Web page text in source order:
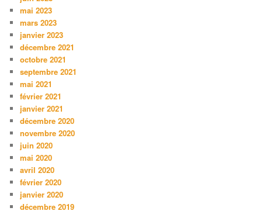
mai 2023
mars 2023
janvier 2023
décembre 2021
octobre 2021
septembre 2021
mai 2021
février 2021
janvier 2021
décembre 2020
novembre 2020
juin 2020
mai 2020
avril 2020
février 2020
janvier 2020
décembre 2019